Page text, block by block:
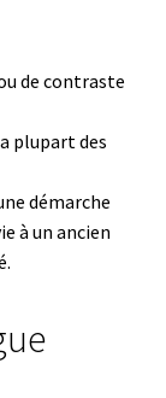
de contraste
plupart des
démarche
à un ancien